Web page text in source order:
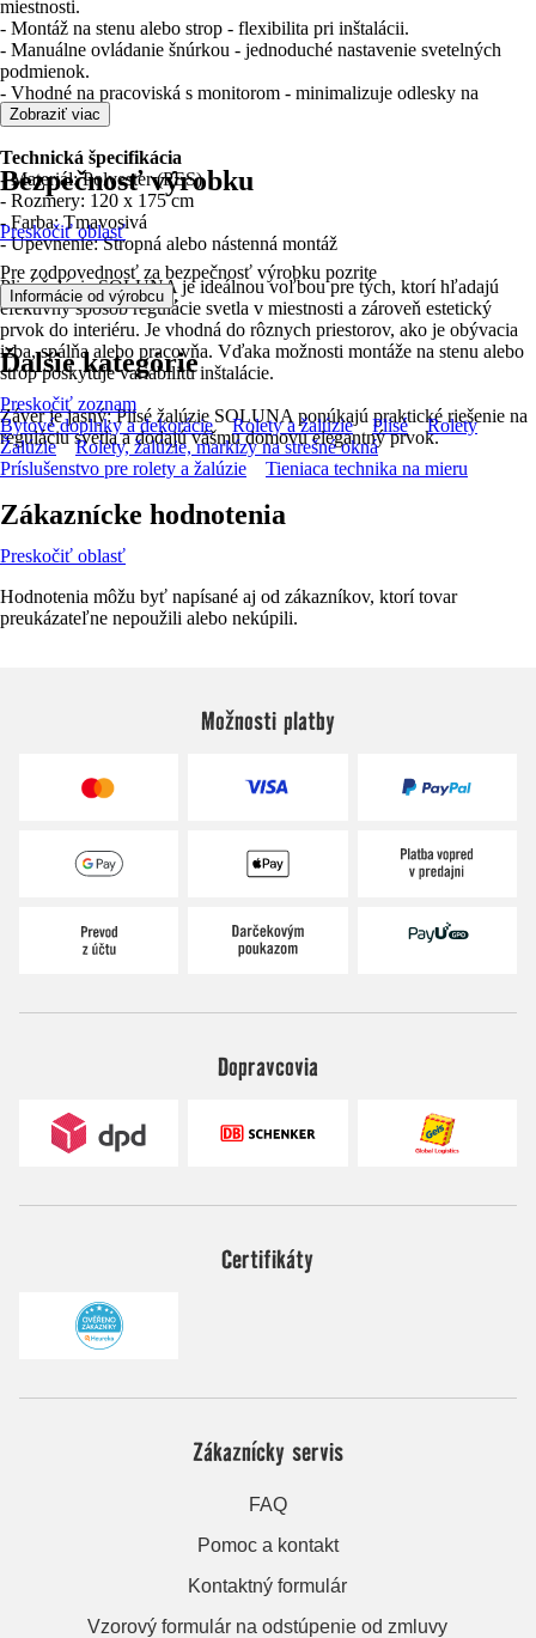
miestnosti.
- Montáž na stenu alebo strop - flexibilita pri inštalácii.
- Manuálne ovládanie šnúrkou - jednoduché nastavenie svetelných
podmienok.
- Vhodné na pracoviská s monitorom - minimalizuje odlesky na
obrazovke.
Technická špecifikácia
- Materiál: Polyester (PES)
- Rozmery: 120 x 175 cm
- Farba: Tmavosivá
- Upevnenie: Stropná alebo nástenná montáž
Plisé žalúzia SOLUNA je ideálnou voľbou pre tých, ktorí hľadajú
efektívny spôsob regulácie svetla v miestnosti a zároveň estetický
prvok do interiéru. Je vhodná do rôznych priestorov, ako je obývacia
izba, spálňa alebo pracovňa. Vďaka možnosti montáže na stenu alebo
strop poskytuje variabilitu inštalácie.
Záver je jasný: Plisé žalúzie SOLUNA ponúkajú praktické riešenie na
reguláciu svetla a dodajú vášmu domovu elegantný prvok.
Zobraziť viac
Bezpečnosť výrobku
Preskočiť oblasť
Pre zodpovednosť za bezpečnosť výrobku pozrite
Informácie od výrobcu .
Ďalšie kategórie
Preskočiť zoznam
Bytové doplnky a dekorácie
Rolety a žalúzie Plisé
Rolety
Žalúzie
Rolety, žalúzie, markízy na strešné okná
Príslušenstvo pre rolety a žalúzie
Tieniaca technika na mieru
Zákaznícke hodnotenia
Preskočiť oblasť
Hodnotenia môžu byť napísané aj od zákazníkov, ktorí tovar
preukázateľne nepoužili alebo nekúpili.
Možnosti platby
Dopravcovia
Certifikáty
Zákaznícky servis
FAQ
Pomoc a kontakt
Kontaktný formulár
Vzorový formulár na odstúpenie od zmluvy